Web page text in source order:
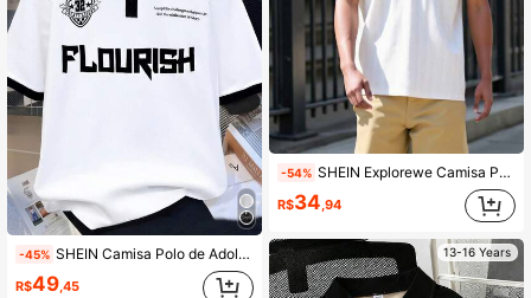
-45% SHEIN Camisa Polo de Adolescentes com Gola Canelada de Cor Contrastante, Letra Contrastante Simples, Casual, Escolar, Confortável, Moda, Versátil, Tecido Macio, Adequada para Uso Diário, Escola, Passeios, Esportes ao Ar Livre, Férias, Primavera/Verão
R$49,45
-54% SHEIN Explorewe Camisa Polo de Manga Curta com Cor Sólida e Simples para Adolescentes, Uso Casual Diário
R$34,94
13-16 Years